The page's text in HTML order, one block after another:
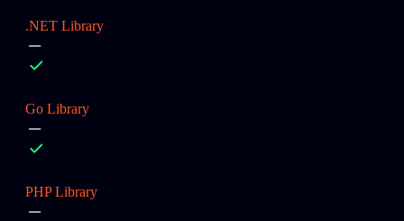
.NET Library
Go Library
PHP Library